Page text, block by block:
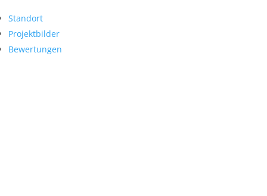
Standort
Projektbilder
Bewertungen